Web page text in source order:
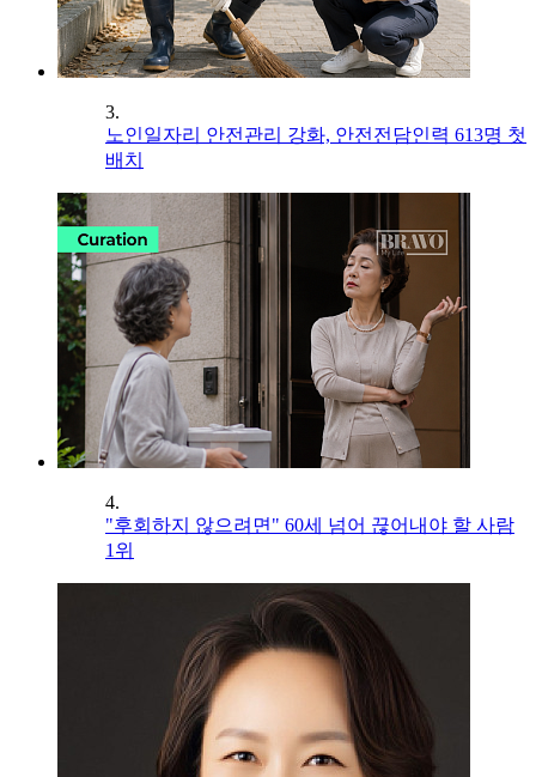
3.
노인일자리 안전관리 강화, 안전전담인력 613명 첫
배치
4.
"후회하지 않으려면" 60세 넘어 끊어내야 할 사람
1위